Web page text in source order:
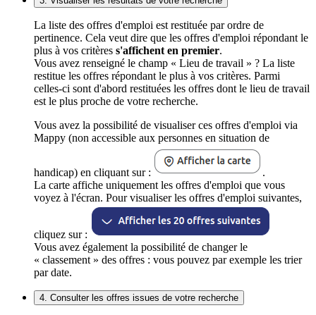
La liste des offres d'emploi est restituée par ordre de
pertinence. Cela veut dire que les offres d'emploi répondant le
plus à vos critères s'affichent en premier.
Vous avez renseigné le champ « Lieu de travail » ? La liste
restitue les offres répondant le plus à vos critères. Parmi
celles-ci sont d'abord restituées les offres dont le lieu de travail
est le plus proche de votre recherche.
Vous avez la possibilité de visualiser ces offres d'emploi via
Mappy (non accessible aux personnes en situation de
handicap) en cliquant sur :
.
La carte affiche uniquement les offres d'emploi que vous
voyez à l'écran. Pour visualiser les offres d'emploi suivantes,
cliquez sur :
Vous avez également la possibilité de changer le
« classement » des offres : vous pouvez par exemple les trier
par date.
4. Consulter les offres issues de votre recherche